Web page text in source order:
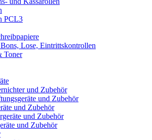
PCL3
Lose, Eintrittskontrollen
Toner
und Zubehör
und Zubehör
und Zubehör
und Zubehör
und Zubehör